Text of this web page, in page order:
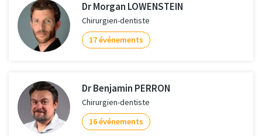
Dr Morgan LOWENSTEIN
Chirurgien-dentiste
17 événements
Dr Benjamin PERRON
Chirurgien-dentiste
16 événements